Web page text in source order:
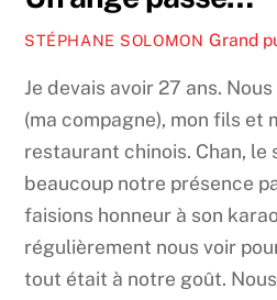
STÉPHANE SOLOMON Grand
Je devais avoir 27 ans.
(ma compagne), mon fils et
restaurant chinois. Chan, le
beaucoup notre présence
faisions honneur à son
régulièrement nous voir
tout était à notre goût.